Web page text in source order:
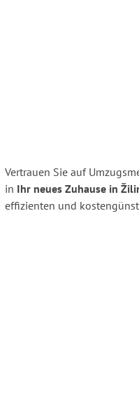
Vertrauen Sie auf
in Ihr neues Zuhause in
effizienten und